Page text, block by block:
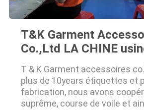
T&K Garment
Co.,Ltd LA CHINE
T & K Garment accessoires
plus de 10years étiquettes et
fabrication, nous avons
suprême, course de voile et